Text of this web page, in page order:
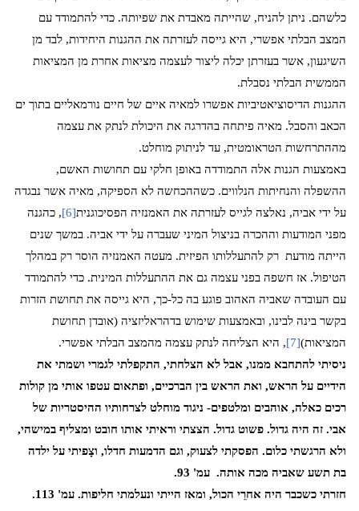
כלשהם. ניתן להניח, שהייתה מאבדת את שפיותה. כדי להתמודד עם
המצב הבלתי אפשרי, היא גייסה לעזרתה את ההגנות היחידות, לבד מן
השיגעון, אשר בעזרתן יכלה ליצור לעצמה מציאות אחרת מן המציאות
הממשית הבלתי נסבלת.
ההגנות הדיסוציאטיביות אפשרו למאיה איים של חיים נורמאליים בתוך ים
הכאב והסבל. מאיה פיתחה בהדרגה את היכולת לנתק את עצמה
מההתרחשות הטראומטית, עד לניתוק מוחלט.
באמצעות הגנות אלה התמודדה באופן חלקי עם תחושות האשם,
ההשפלה והנחיתות הנלווים. כשההכחשה לא הספיקה, מאיה אשר נבגדה
על ידי אביה, נאלצה לגייס לעזרתה את האמנזיה הפסיכוגנית[6], כהגנה
מפני המודעות וההכרה בניצול המיני שעברה על ידי אביה. במשך שנים
הייתה מודעת רק להתעללותו הפיזית. מעטה האמנזיה הוסר רק במהלך
הטיפול. אז חשפה בפני עצמה גם את ההתעללות המינית. כדי להתמודד
עם העובדה שאביה האהוב פוגע בה כל-כך, היא גייסה את תחושת הזרות
בקשר בינה לבינו, ובאמצעות שימוש בדהראליזציה (אובדן תחושת
המציאות)[7], היא הצליחה לנתק עצמה מהמצב הבלתי אפשרי.
ניסיתי להתחבא ממנו, אבל לא הצלחתי, התקפלתי לגמרי ושמתי את
הידיים על הראש, ואת הראש בין הברכיים, ופתאום עטפו אותי מן קולות
רכים כאלה, אוהבים ומלטפים- ניגוד מוחלט לצרחותיו ההיסטריות של
אבי. זה היה גדול. פשוט גדול. הצצתי וראיתי אותו חובט ומצליף במישהי,
ולא הרגשתי כלום. הפסקתי לצעוק, וגם הדמעות חדלו, וצָפיתי על ילדה
בת תשע שאביה מכה אותה. עמ' 93.
חזרתי כשכבר היה אחרֵי הכול, ומאז הייתי ונעלמתי חליפות. עמ' 113.